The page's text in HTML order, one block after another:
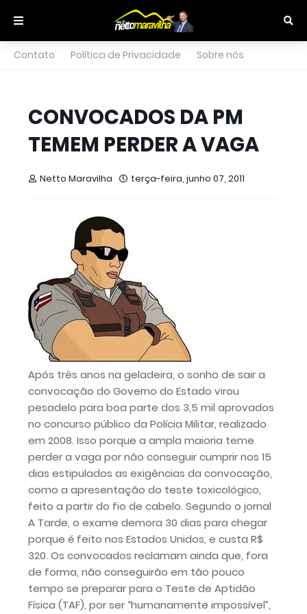
Contato Política de Privacidade Sobre nós
CONVOCADOS DA PM
TEMEM PERDER A VAGA
Netto Maravilha terça-feira, junho 07, 2011
Após três anos na geladeira, o sonho de sair a
convocação do Governo do Estado virou
pesadelo para boa parte dos 3,5 mil aprovados
no concurso público da Polícia Militar, realizado
em 2008. Isso porque a ampla maioria teme
perder a vaga por não conseguir cumprir nos 15
dias estipulados as exigências da convocação,
como a apresentação do teste toxicológico,
feito a partir do fio de cabelo. Segundo o jornal
A Tarde, o exame demora 30 dias para chegar
porque é feito nos Estados Unidos, e custa R$
320. Os convocados reclamam ainda que, fora
de forma, não conseguirão em tão pouco
tempo se preparar para o Teste de Aptidão
Física (TAF), por ser “humanamente impossível”,